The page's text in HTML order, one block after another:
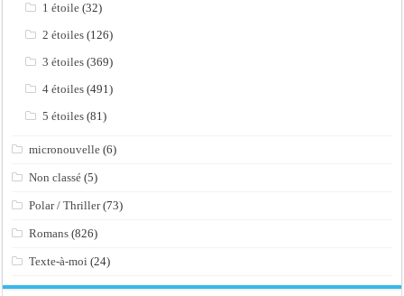
1 étoile (32)
2 étoiles (126)
3 étoiles (369)
4 étoiles (491)
5 étoiles (81)
micronouvelle (6)
Non classé (5)
Polar / Thriller(73)
Romans (826)
Texte-à-moi (24)